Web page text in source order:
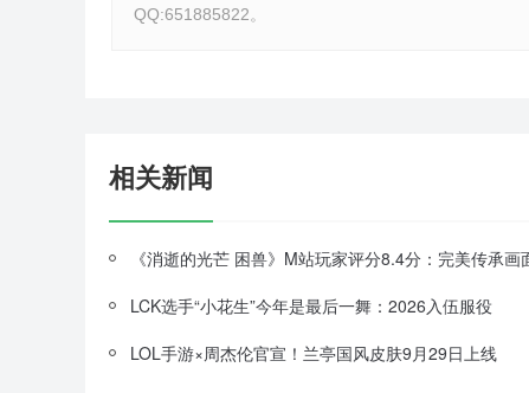
QQ:651885822。
相关新闻
LCK选手“小花生”今年是最后一舞：2026入伍服役
LOL手游×周杰伦官宣！兰亭国风皮肤9月29日上线